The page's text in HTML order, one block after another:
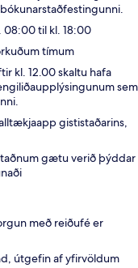
08:00 til kl. 18:00
tímum
kl. 12.00 skaltu hafa
sem
gististaðarins,
gætu verið þýddar
með reiðufé er
útgefin af yfirvöldum